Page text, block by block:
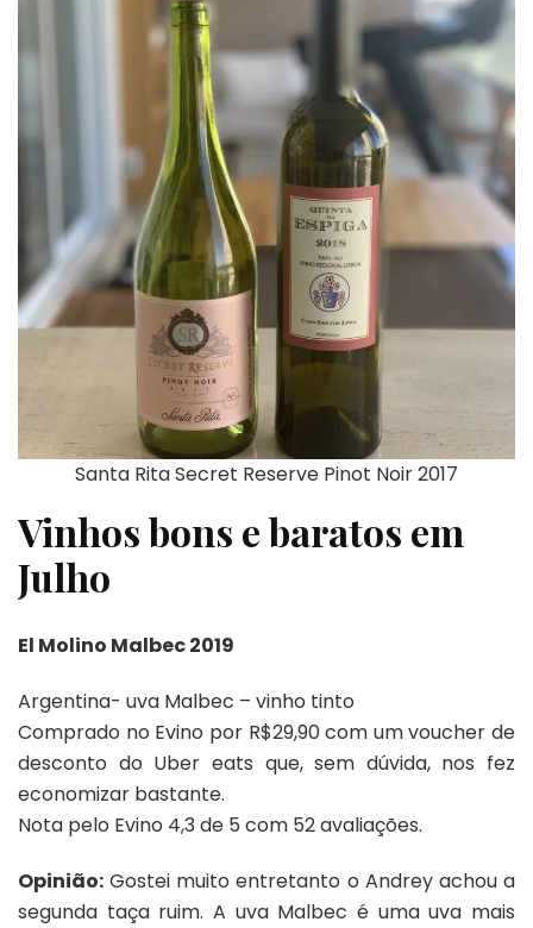
Santa Rita Secret Reserve Pinot Noir 2017
Vinhos bons e baratos em
Julho
El Molino Malbec 2019
Argentina- uva Malbec – vinho tinto
Comprado no Evino por R$29,90 com um voucher de
desconto do Uber eats que, sem dúvida, nos fez
economizar bastante.
Nota pelo Evino 4,3 de 5 com 52 avaliações.
Opinião: Gostei muito entretanto o Andrey achou a
segunda taça ruim. A uva Malbec é uma uva mais